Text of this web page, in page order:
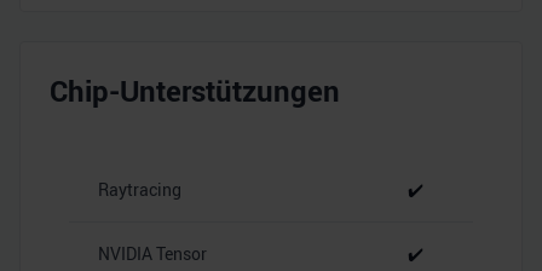
Chip-Unterstützungen
Raytracing ✔️
NVIDIA Tensor ✔️